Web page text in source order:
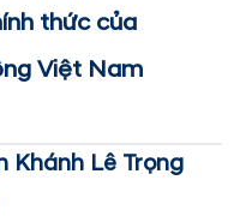
thức của
Việt Nam
Khánh Lê Trọng